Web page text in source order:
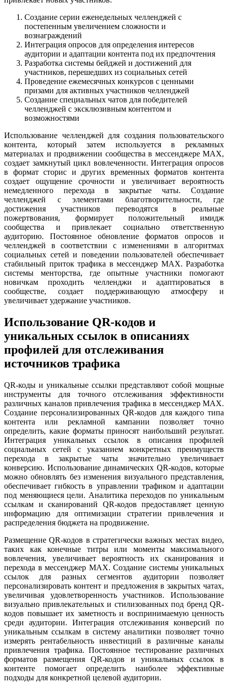
Создание серии еженедельных челленджей с
постепенным увеличением сложности и
вознаграждений
Интеграция опросов для определения интересов
аудитории и адаптации контента под их предпочтения
Разработка системы бейджей и достижений для
участников, перешедших из социальных сетей
Проведение ежемесячных конкурсов с ценными
призами для активных участников челленджей
Создание специальных чатов для победителей
челленджей с эксклюзивным контентом и
возможностями
Использование челленджей для создания пользовательского
контента, который затем используется в рекламных
материалах и продвижении сообщества в мессенджере MAX,
создает замкнутый цикл вовлеченности. Интеграция опросов
в формат сторис и других временных форматов контента
создает ощущение срочности и увеличивает вероятность
немедленного перехода в закрытые чаты. Создание
челленджей с элементами благотворительности, где
достижения участников переводятся в реальные
пожертвования, формирует положительный имидж
сообщества и привлекает социально ответственную
аудиторию. Постоянное обновление форматов опросов и
челленджей в соответствии с изменениями в алгоритмах
социальных сетей и поведении пользователей обеспечивает
стабильный приток трафика в мессенджер MAX. Разработка
системы менторства, где опытные участники помогают
новичкам проходить челленджи и адаптироваться в
сообществе, создает поддерживающую атмосферу и
увеличивает удержание участников.
Использование QR-кодов и
уникальных ссылок в описаниях
профилей для отслеживания
источников трафика
QR-коды и уникальные ссылки представляют собой мощные
инструменты для точного отслеживания эффективности
различных каналов привлечения трафика в мессенджер MAX.
Создание персонализированных QR-кодов для каждого типа
контента или рекламной кампании позволяет точно
определить, какие форматы приносят наибольший результат.
Интеграция уникальных ссылок в описания профилей
социальных сетей с указанием конкретных преимуществ
перехода в закрытые чаты значительно увеличивает
конверсию. Использование динамических QR-кодов, которые
можно обновлять без изменения визуального представления,
обеспечивает гибкость в управлении трафиком и адаптации
под меняющиеся цели. Аналитика переходов по уникальным
ссылкам и сканирований QR-кодов предоставляет ценную
информацию для оптимизации стратегии привлечения и
распределения бюджета на продвижение.
Размещение QR-кодов в стратегически важных местах видео,
таких как конечные титры или моменты максимального
вовлечения, увеличивает вероятность их сканирования и
перехода в мессенджер MAX. Создание системы уникальных
ссылок для разных сегментов аудитории позволяет
персонализировать контент и предложения в закрытых чатах,
увеличивая удовлетворенность участников. Использование
визуально привлекательных и стилизованных под бренд QR-
кодов повышает их заметность и воспринимаемую ценность
среди аудитории. Интеграция отслеживания конверсий по
уникальным ссылкам в систему аналитики позволяет точно
измерять рентабельность инвестиций в различные каналы
привлечения трафика. Постоянное тестирование различных
форматов размещения QR-кодов и уникальных ссылок в
контенте помогает определить наиболее эффективные
подходы для конкретной целевой аудитории.